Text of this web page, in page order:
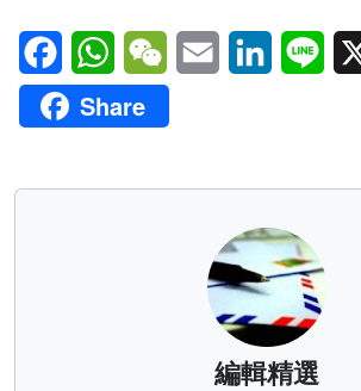
FacebookWhatsAppWeChatEmail LinkedInLine
Share
編輯精選